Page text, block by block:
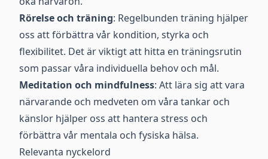
Rörelse och träning: Regelbunden träning hjälper
oss att förbättra vår kondition, styrka och
flexibilitet. Det är viktigt att hitta en träningsrutin
som passar våra individuella behov och mål.
Meditation och mindfulness: Att lära sig att vara
närvarande och medveten om våra tankar och
känslor hjälper oss att hantera stress och
förbättra vår mentala och fysiska hälsa.
Relevanta nyckelord